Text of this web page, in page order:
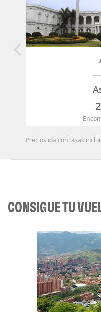
Precios ida con tasas
CONSIGUE TU